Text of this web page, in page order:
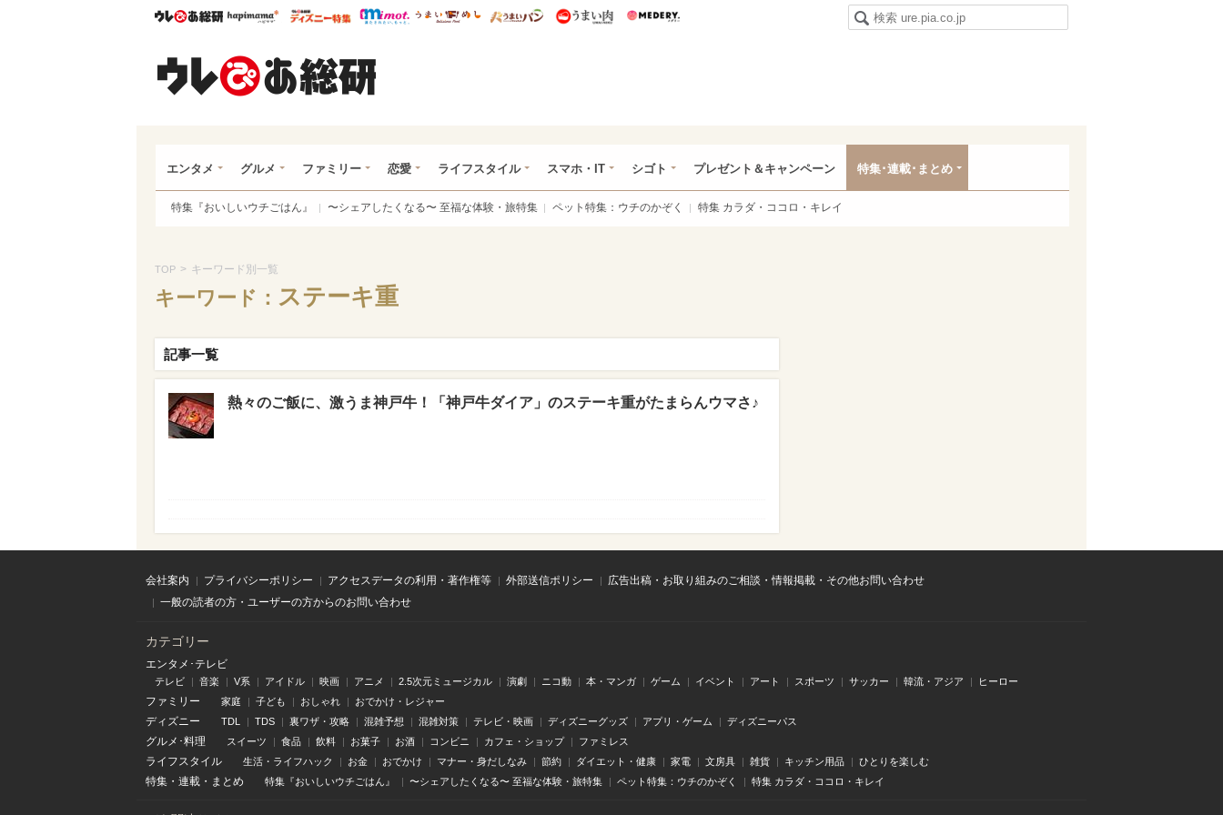
ウレぴあ総研ハピママ* ウレぴあ総研 ディズニー特集
mimot. うまいめし うまいパン うまい肉
エンタメ グルメ ファミリー 恋愛 ライフスタイル スマホ・IT シゴト プレゼント＆キャンペーン 特集･連載･まとめ
特集『おいしいウチごはん』 〜シェアしたくなる〜 至福な体験・旅特集 ペット特集：ウチのかぞく 特集 カラダ・ココロ・キレイ
TOP > キーワード別一覧
キーワード： ステーキ重
記事一覧
熱々のご飯に、激うま神戸牛！「神戸牛ダイア」のステーキ重がたまらんウマさ♪
会社案内 プライバシーポリシー アクセスデータの利用・著作権等 外部送信ポリシー
広告出稿・お取り組みのご相談・情報掲載・その他お問い合わせ
一般の読者の方・ユーザーの方からのお問い合わせ
カテゴリー
エンタメ･テレビ
テレビ 音楽 V系 アイドル 映画 アニメ 2.5次元ミュージカル 演劇 ニコ動 本・マンガ ゲーム イベント アート スポーツ サッカー 韓流・アジア ヒーロー
ファミリー 家庭 子ども おしゃれ おでかけ・レジャー
ディズニー TDL TDS 裏ワザ・攻略 混雑予想 混雑対策 テレビ・映画 ディズニーグッズ アプリ・ゲーム ディズニーパス
グルメ･料理 スイーツ 食品 飲料 お菓子 お酒 コンビニ カフェ・ショップ ファミレス
ライフスタイル 生活・ライフハック お金 おでかけ マナー・身だしなみ 節約 ダイエット・健康 家電 文房具 雑貨 キッチン用品 ひとりを楽しむ
特集 ・ 連載 ・ まとめ 特集『おいしいウチごはん』 〜シェアしたくなる〜 至福な体験・旅特集 ペット特集：ウチのかぞく 特集 カラダ・ココロ・キレイ